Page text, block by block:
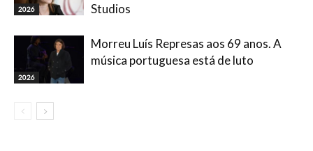
2026
Studios
2026
Morreu Luís Represas aos 69 anos. A
música portuguesa está de luto